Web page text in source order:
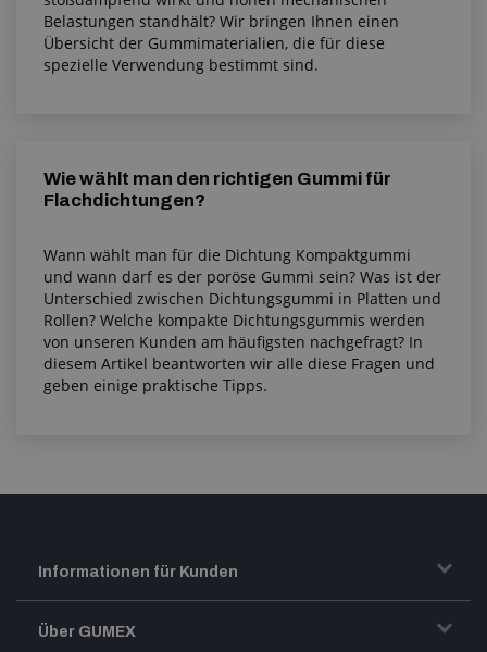
Belastungen standhält? Wir bringen Ihnen einen
Übersicht der Gummimaterialien, die für diese
spezielle Verwendung bestimmt sind.
Wie wählt man den richtigen Gummi für
Flachdichtungen?
Wann wählt man für die Dichtung Kompaktgummi
und wann darf es der poröse Gummi sein? Was ist der
Unterschied zwischen Dichtungsgummi in Platten und
Rollen? Welche kompakte Dichtungsgummis werden
von unseren Kunden am häufigsten nachgefragt? In
diesem Artikel beantworten wir alle diese Fragen und
geben einige praktische Tipps.
Informationen für Kunden
Transport und Warenversand
Über GUMEX